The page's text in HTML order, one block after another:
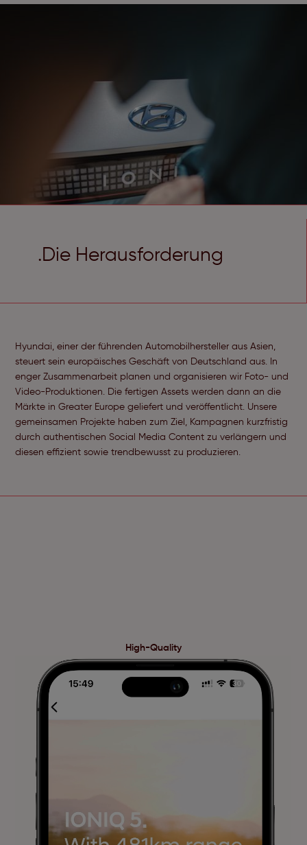
.Die Herausforderung
Hyundai, einer der führenden Automobilhersteller aus Asien,
steuert sein europäisches Geschäft von Deutschland aus. In
enger Zusammenarbeit planen und organisieren wir Foto- und
Video-Produktionen. Die fertigen Assets werden dann an die
Märkte in Greater Europe geliefert und veröffentlicht. Unsere
gemeinsamen Projekte haben zum Ziel, Kampagnen kurzfristig
durch authentischen Social Media Content zu verlängern und
diesen effizient sowie trendbewusst zu produzieren.
High-Quality